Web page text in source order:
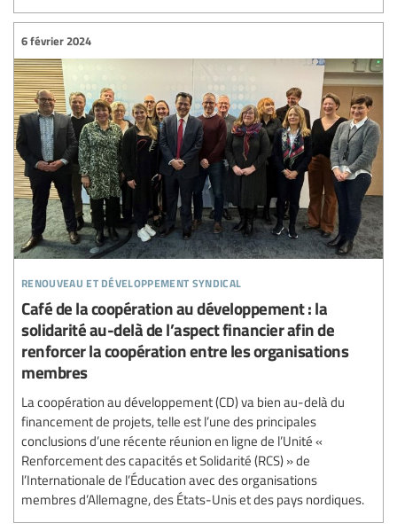
renouveau et développement syndical
6 février 2024
Café de la coopération au développement : la
solidarité au-delà de l’aspect financier afin de
renforcer la coopération entre les organisations
membres
La coopération au développement (CD) va bien au-delà du
financement de projets, telle est l’une des principales
conclusions d’une récente réunion en ligne de l’Unité «
Renforcement des capacités et Solidarité (RCS) » de
l’Internationale de l’Éducation avec des organisations
membres d’Allemagne, des États-Unis et des pays nordiques.